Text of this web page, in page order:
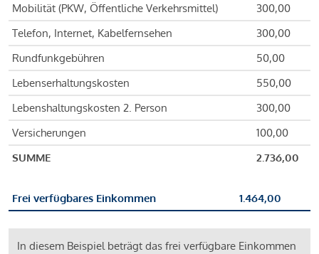
Mobilität (PKW, Öffentliche Verkehrsmittel)
300,00
Telefon, Internet, Kabelfernsehen
300,00
Rundfunkgebühren
50,00
Lebenserhaltungskosten
550,00
Lebenshaltungskosten 2. Person
300,00
Versicherungen
100,00
SUMME
2.736,00
Frei verfügbares Einkommen 1.464,00
In diesem Beispiel beträgt das frei verfügbare Einkommen